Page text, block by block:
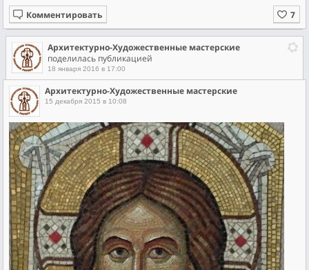
Комментировать
Архитектурно-Художественные мастерские
поделилась публикацией
18 января 2016 в 17:00
Архитектурно-Художественные мастерские
15 декабря 2015 в 10:08